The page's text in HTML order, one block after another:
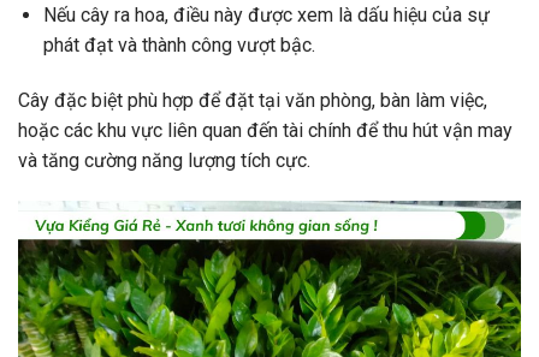
Nếu cây ra hoa, điều này được xem là dấu hiệu của sự
phát đạt và thành công vượt bậc.
Cây đặc biệt phù hợp để đặt tại văn phòng, bàn làm việc,
hoặc các khu vực liên quan đến tài chính để thu hút vận may
và tăng cường năng lượng tích cực.